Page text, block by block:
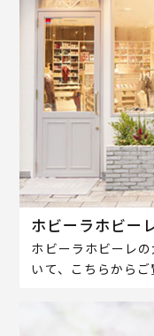
ホビーラホビー
ホビーラホビーレ
いて、こちらからご